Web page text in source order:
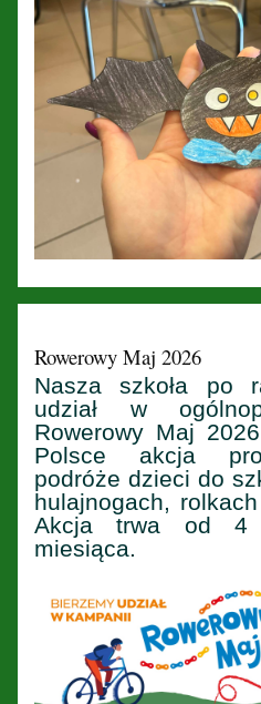
Rowerowy Maj 2026
Nasza szkoła po
udział w
Rowerowy Maj
Polsce akcja
podróże dzieci do
hulajnogach,
Akcja trwa od 4
miesiąca.